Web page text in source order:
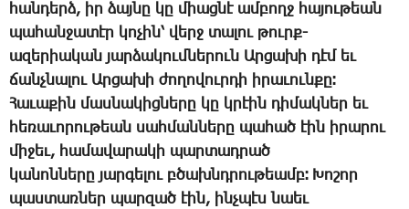
հան­դերձ, իր ձայ­նը կը միաց­նէ ամ­բողջ հա­յու­թեան
պա­հան­ջա­տէր կո­չին՝ վերջ տա­լու թուրք-
ա­զե­րիա­կան յար­ձա­կում­նե­րուն Ար­ցա­խի դէմ եւ
ճանչ­նա­լու Ար­ցա­խի ժո­ղո­վուր­դի ի­րա­ւուն­քը։
­Հա­ւա­քին մաս­նա­կից­նե­րը կը կրէին դի­մակ­ներ եւ
հե­ռա­ւո­րու­թեան սահ­ման­նե­րը պա­հած էին ի­րա­րու
մի­ջեւ, հա­մա­վա­րա­կի պար­տադ­րած
կա­նոննե­րը­ յար­գե­լու բծախնդ­րու­թեամբ։ ­Խո­շոր
պաս­տառ­ներ պար­զած էին, ինչ­պէս նաեւ